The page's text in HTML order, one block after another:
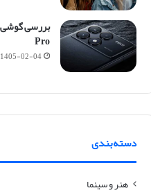
ه
ه
ن
ر
ی
Pro
1405-02-04
دسته‌بندی
هنر و سینما